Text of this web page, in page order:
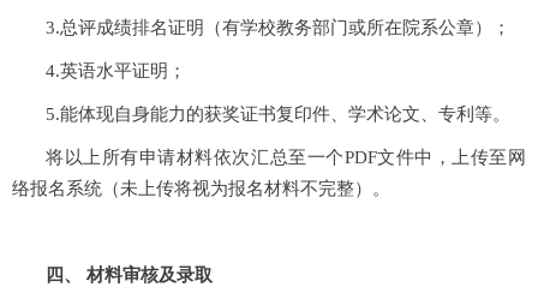
3.总评成绩排名证明（有学校教务部门或所在院系公章）；
4.英语水平证明；
5.能体现自身能力的获奖证书复印件、学术论文、专利等。
将以上所有申请材料依次汇总至一个PDF文件中，上传至网
络报名系统（未上传将视为报名材料不完整）。
四、 材料审核及录取